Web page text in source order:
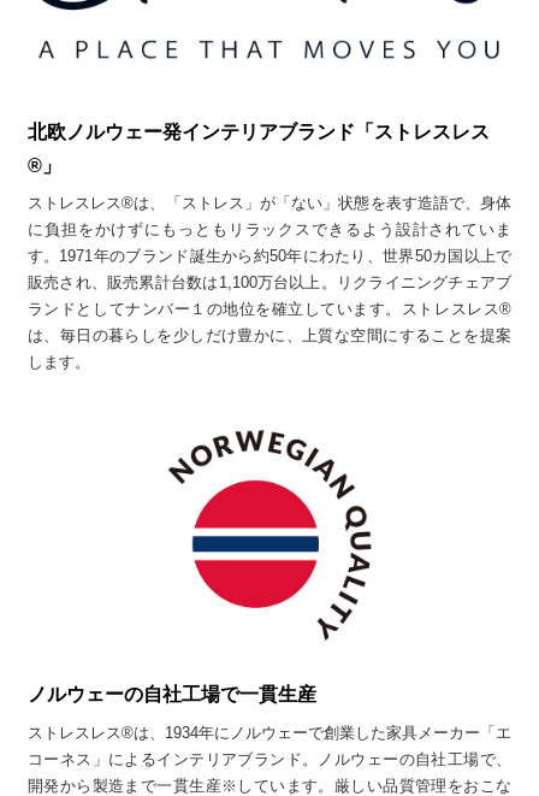
北欧ノルウェー発インテリアブランド「ストレスレス
®」
ストレスレス®は、「ストレス」が「ない」状態を表す造語で、身体
に負担をかけずにもっともリラックスできるよう設計されていま
す。1971年のブランド誕生から約50年にわたり、世界50カ国以上で
販売され、販売累計台数は1,100万台以上。リクライニングチェアブ
ランドとしてナンバー１の地位を確立しています。ストレスレス®
は、毎日の暮らしを少しだけ豊かに、上質な空間にすることを提案
します。
ノルウェーの自社工場で一貫生産
ストレスレス®は、1934年にノルウェーで創業した家具メーカー「エ
コーネス」によるインテリアブランド。ノルウェーの自社工場で、
開発から製造まで一貫生産※しています。厳しい品質管理をおこな